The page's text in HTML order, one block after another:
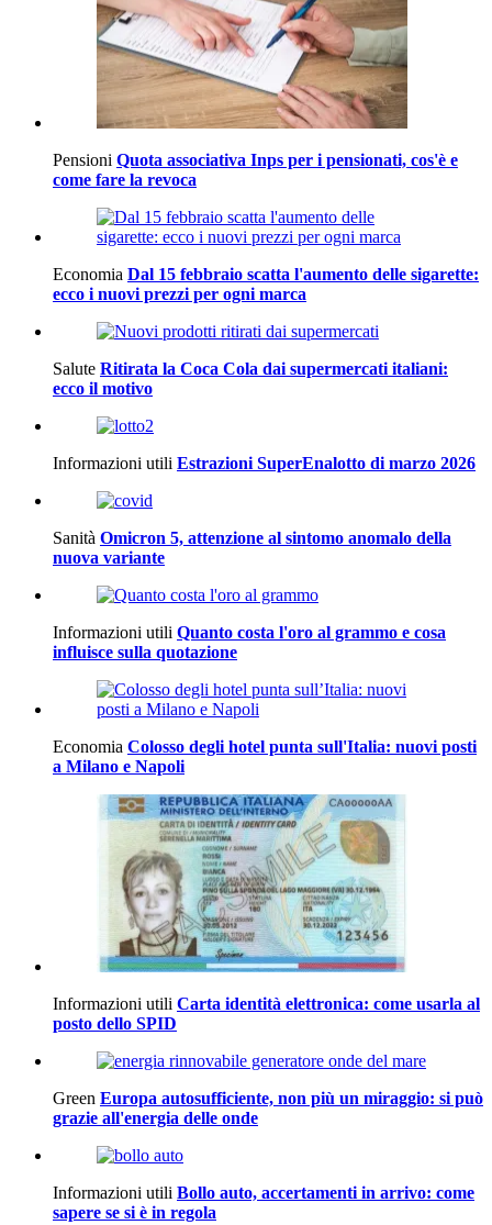
Pensioni Quota associativa Inps per i pensionati, cos'è e
come fare la revoca
Economia Dal 15 febbraio scatta l'aumento delle sigarette:
ecco i nuovi prezzi per ogni marca
Salute Ritirata la Coca Cola dai supermercati italiani:
ecco il motivo
Informazioni utili Estrazioni SuperEnalotto di marzo 2026
Sanità Omicron 5, attenzione al sintomo anomalo della
nuova variante
Informazioni utili Quanto costa l'oro al grammo e cosa
influisce sulla quotazione
Economia Colosso degli hotel punta sull'Italia: nuovi posti
a Milano e Napoli
Informazioni utili Carta identità elettronica: come usarla al
posto dello SPID
Green Europa autosufficiente, non più un miraggio: si può
grazie all'energia delle onde
Informazioni utili Bollo auto, accertamenti in arrivo: come
sapere se si è in regola